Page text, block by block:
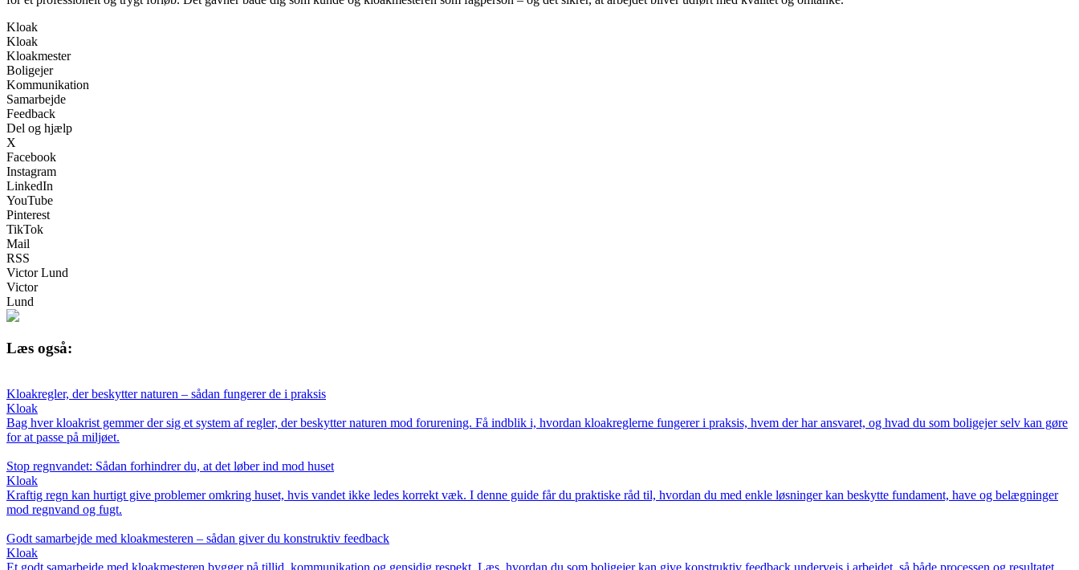
Kloak
Kloak
Kloakmester
Boligejer
Kommunikation
Samarbejde
Feedback
Del og hjælp
X
Facebook
Instagram
LinkedIn
YouTube
Pinterest
TikTok
Mail
RSS
Victor Lund
Victor
Lund
Læs også:
Kloakregler, der beskytter naturen – sådan fungerer de i praksis
Kloak
Bag hver kloakrist gemmer der sig et system af regler, der beskytter naturen mod forurening. Få indblik i, hvordan kloakreglerne fungerer i praksis, hvem der har ansvaret, og hvad du som boligejer selv kan gøre
for at passe på miljøet.
Stop regnvandet: Sådan forhindrer du, at det løber ind mod huset
Kloak
Kraftig regn kan hurtigt give problemer omkring huset, hvis vandet ikke ledes korrekt væk. I denne guide får du praktiske råd til, hvordan du med enkle løsninger kan beskytte fundament, have og belægninger
mod regnvand og fugt.
Godt samarbejde med kloakmesteren – sådan giver du konstruktiv feedback
Kloak